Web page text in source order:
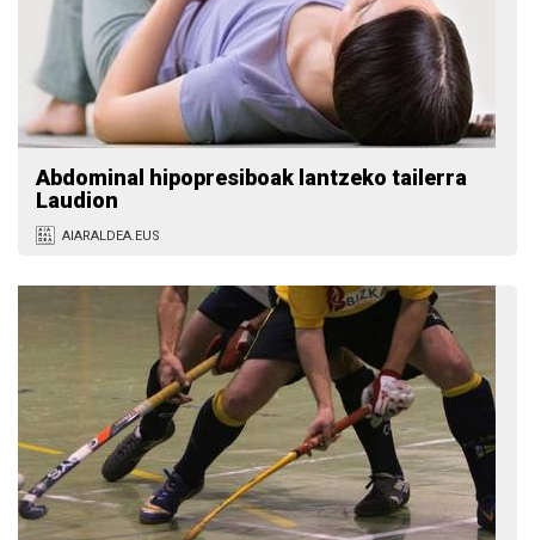
Abdominal hipopresiboak lantzeko tailerra
Laudion
AIARALDEA.EUS